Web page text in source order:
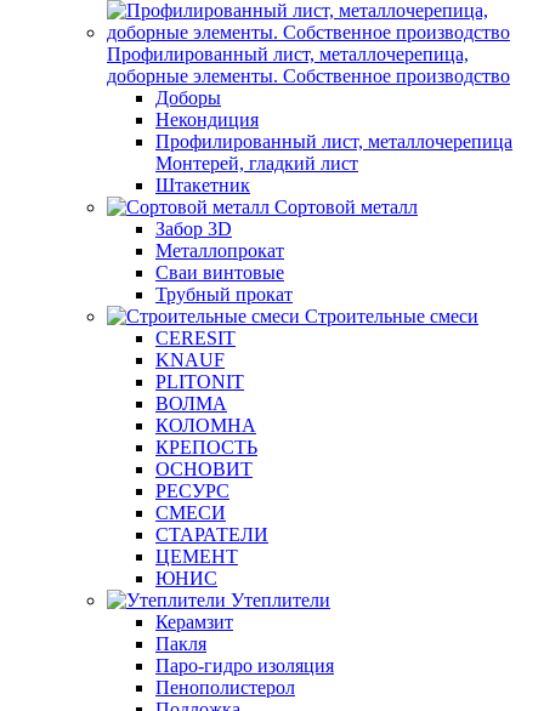
Профилированный лист, металлочерепица,
доборные элементы. Собственное производство
Доборы
Некондиция
Профилированный лист, металлочерепица
Монтерей, гладкий лист
Штакетник
Сортовой металл
Забор 3D
Металлопрокат
Сваи винтовые
Трубный прокат
Строительные смеси
CERESIT
KNAUF
PLITONIT
ВОЛМА
КОЛОМНА
КРЕПОСТЬ
ОСНОВИТ
РЕСУРС
СМЕСИ
СТАРАТЕЛИ
ЦЕМЕНТ
ЮНИС
Утеплители
Керамзит
Пакля
Паро-гидро изоляция
Пенополистерол